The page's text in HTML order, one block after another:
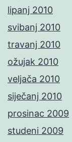
lipanj 2010
svibanj 2010
travanj 2010
ožujak 2010
veljača 2010
siječanj 2010
prosinac 2009
studeni 2009